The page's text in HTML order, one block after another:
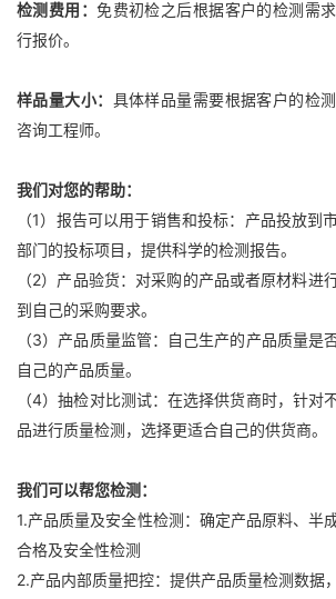
检测费用：免费初检之后根据客户的检测需
行报价。
样品量大小： 具体样品量需要根据客户的检
咨询工程师。
我们对您的帮助：
（1）报告可以用于销售和投标：产品投放到
部门的投标项目，提供科学的检测报告。
（2）产品验货：对采购的产品或者原材料进
到自己的采购要求。
（3）产品质量监管：自己生产的产品质量是
自己的产品质量。
（4）抽检对比测试：在选择供货商时，针对
品进行质量检测，选择更适合自己的供货商。
我们可以帮您检测：
1.产品质量及安全性检测：确定产品原料、半
合格及安全性检测
2.产品内部质量把控：提供产品质量检测数据